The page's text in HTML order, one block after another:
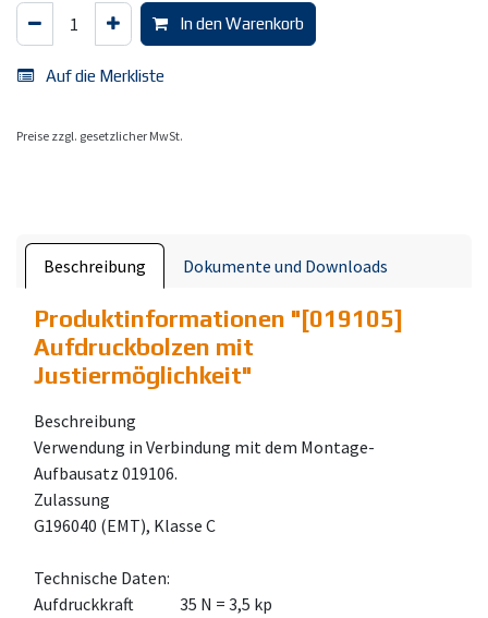
In den Warenkorb
Auf die Merkliste
Preise zzgl. gesetzlicher MwSt.
Beschreibung Dokumente und Downloads
Produktinformationen "[019105]
Aufdruckbolzen mit
Justiermöglichkeit"
Beschreibung
Verwendung in Verbindung mit dem Montage-
Aufbausatz 019106.
Zulassung
G196040 (EMT), Klasse C
Technische Daten:
Aufdruckkraft 35 N = 3,5 kp